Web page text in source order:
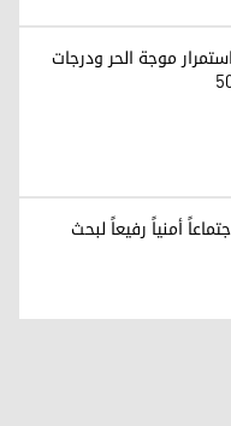
موجة الحر ودرجات
أمنياً رفيعاً لبحث